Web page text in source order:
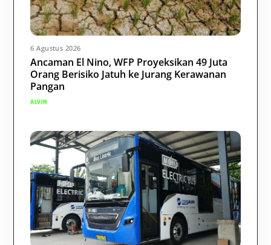
6 Agustus 2026
Ancaman El Nino, WFP Proyeksikan 49 Juta
Orang Berisiko Jatuh ke Jurang Kerawanan
Pangan
ALVIN